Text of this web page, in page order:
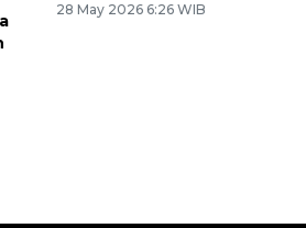
28 May 2026 6:26 WIB